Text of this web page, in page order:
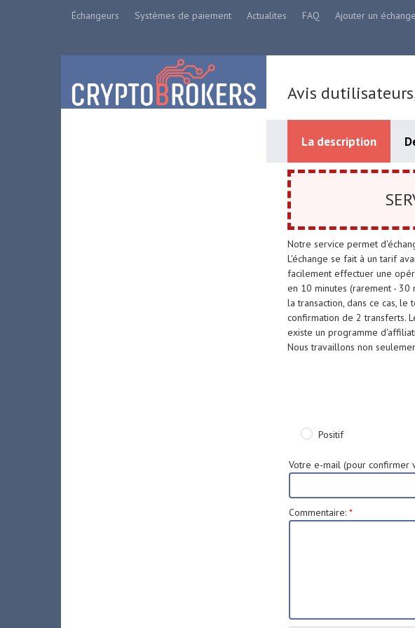
Échangeurs Systèmes de paiement Actualites FAQ Ajouter un
Avis
La description
Notre service permet
L'échange se fait à un tarif
facilement effectuer une
en 10 minutes (rarement - 30
la transaction, dans ce cas,
confirmation de 2 transferts.
existe un programme
Nous travaillons non
Positif
Votre e-mail (pour confirmer
Commentaire: *